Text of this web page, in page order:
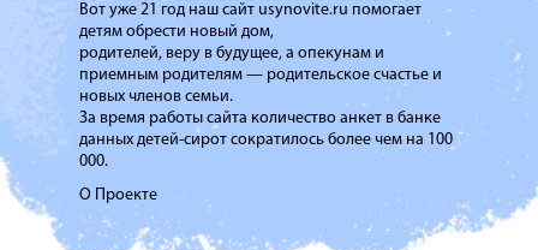
Вот уже 21 год наш сайт usynovite.ru помогает
детям обрести новый дом,
родителей, веру в будущее, а опекунам и
приемным родителям — родительское счастье и
новых членов семьи.
За время работы сайта количество анкет в банке
данных детей-сирот сократилось более чем на 100
000.
О Проекте